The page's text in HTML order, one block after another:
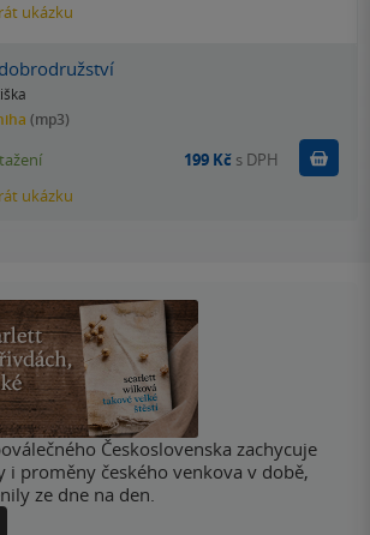
ukázku
(mp3)
ukázku
199 Kč s DPH Koupit
Československa zachycuje
i proměny českého venkova v době,
ze dne na den.